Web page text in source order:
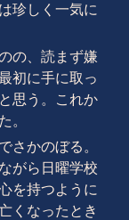
珍しく一気に
の、読まず嫌
初に手に取っ
思う。これか
。
さかのぼる。
がら日曜学校
を持つように
くなったとき